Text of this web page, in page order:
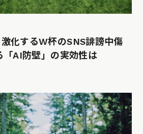
化するW杯のSNS誹謗中傷
「AI防壁」の実効性は